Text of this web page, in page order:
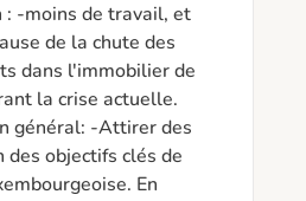
: -moins de travail, et
de la chute des
dans l'immobilier de
la crise actuelle.
général: -Attirer des
objectifs clés de
En